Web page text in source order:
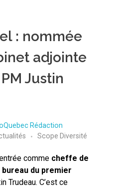
: nommée
adjointe
Justin
Rédaction
Scope Diversité
comme cheffe de
bureau du premier
Trudeau. C’est ce